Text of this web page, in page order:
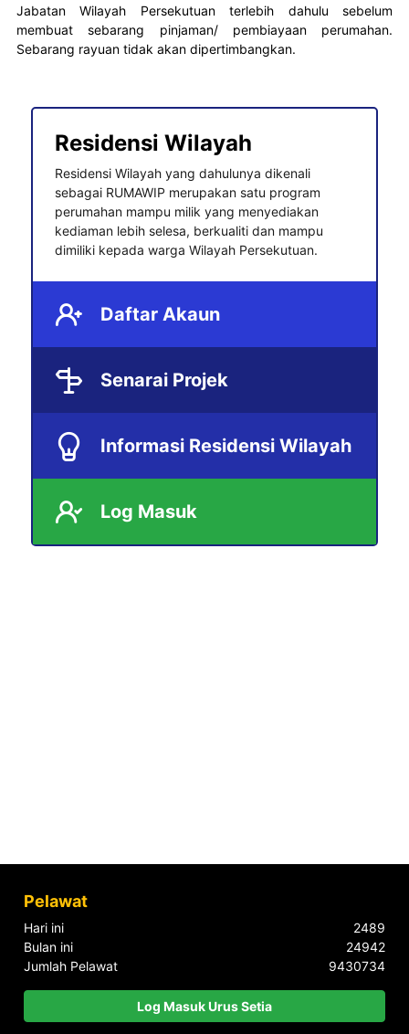
Jabatan Wilayah Persekutuan terlebih dahulu sebelum
membuat sebarang pinjaman/ pembiayaan perumahan.
Sebarang rayuan tidak akan dipertimbangkan.
Residensi Wilayah
Residensi Wilayah yang dahulunya dikenali
sebagai RUMAWIP merupakan satu program
perumahan mampu milik yang menyediakan
kediaman lebih selesa, berkualiti dan mampu
dimiliki kepada warga Wilayah Persekutuan.
Daftar Akaun
Senarai Projek
Informasi Residensi Wilayah
Log Masuk
Pelawat
Hari ini
2489
Bulan ini
24942
Jumlah Pelawat
9430734
Log Masuk Urus Setia